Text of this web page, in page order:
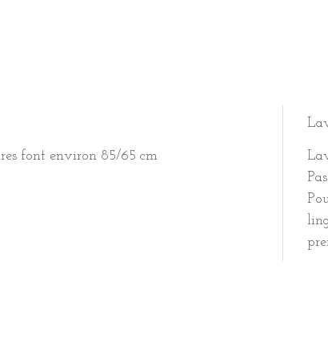
font environ 85/65 cm